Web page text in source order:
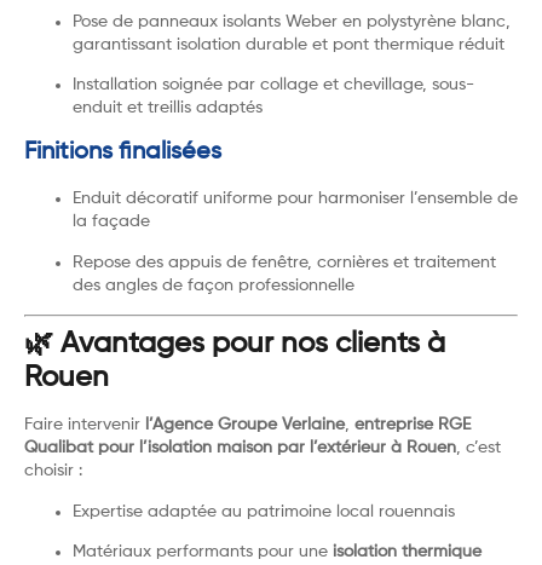
Pose de panneaux isolants Weber en polystyrène blanc,
garantissant isolation durable et pont thermique réduit
Installation soignée par collage et chevillage, sous-
enduit et treillis adaptés
Finitions finalisées
Enduit décoratif uniforme pour harmoniser l’ensemble de
la façade
Repose des appuis de fenêtre, cornières et traitement
des angles de façon professionnelle
🌿 Avantages pour nos clients à
Rouen
Faire intervenir l’Agence Groupe Verlaine, entreprise RGE
Qualibat pour l’isolation maison par l’extérieur à Rouen, c’est
choisir :
Expertise adaptée au patrimoine local rouennais
Matériaux performants pour une isolation thermique